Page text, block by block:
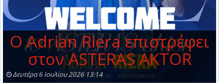
Ο Adrian Riera επιστρέφει
στον ASTERAS AKTOR
Δευτέρα 6 Ιουλίου 2026 13:14